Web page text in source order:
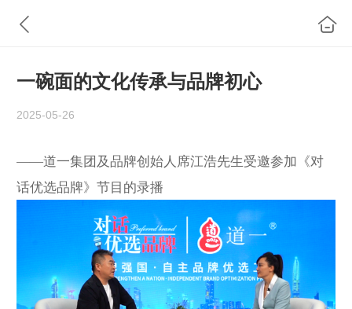
一碗面的文化传承与品牌初心
2025-05-26
——道一集团及品牌创始人席江浩先生受邀参加《对
话优选品牌》节目的录播